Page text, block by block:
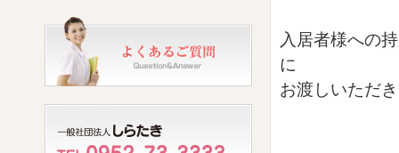
入居者様への
に
お渡しいただ